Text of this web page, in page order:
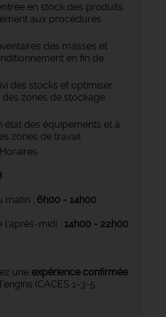
en stock des produits
aux procédures
des masses et
en fin de
des stocks et optimiser
des zones de stockage
état des équipements et à
zones de travail
:
:
matin : 6h00 - 14h00
l’après-midi : 14h00 - 22h00
une expérience confirmée
(CACES 1-3-5